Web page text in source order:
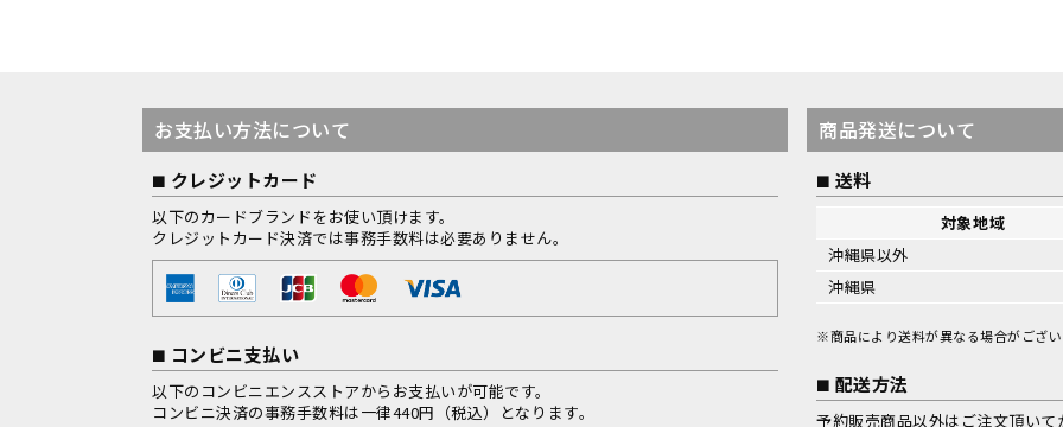
お支払い方法について
クレジットカード
以下のカードブランドをお使い頂けます。
クレジットカード決済では事務手数料は必要ありません。
コンビニ支払い
以下のコンビニエンスストアからお支払いが可能です。
コンビニ決済の事務手数料は一律440円（税込）となります。
商品発送について
送料
対象地域
沖縄県以外
沖縄県
※商品により送料が異なる場合がござ
配送方法
予約販売商品以外はご注文頂い